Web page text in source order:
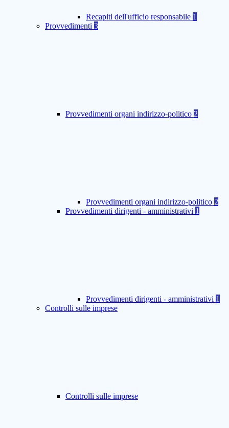
Recapiti dell'ufficio responsabile 1
Provvedimenti 3
Provvedimenti organi indirizzo-politico 2
Provvedimenti organi indirizzo-politico 2
Provvedimenti dirigenti - amministrativi 1
Provvedimenti dirigenti - amministrativi 1
Controlli sulle imprese
Controlli sulle imprese